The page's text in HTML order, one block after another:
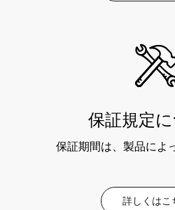
保証規定
保証期間は、製品によ
詳しくはこ